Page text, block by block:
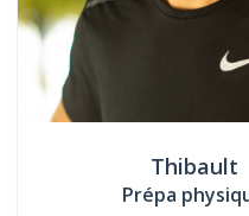
Thibault
Prépa